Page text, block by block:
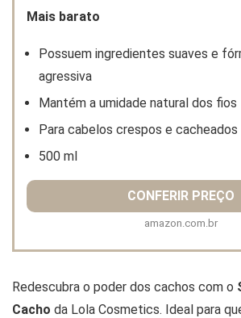
Mais barato
Possuem ingredientes suaves e
agressiva
Mantém a umidade natural dos fios
Para cabelos crespos e cacheados
500 ml
CONFERIR PREÇO
amazon.com.br
Redescubra o poder dos cachos com o
Cacho da Lola Cosmetics. Ideal para